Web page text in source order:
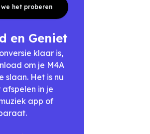
we het proberen
en Geniet
klaar is,
om je M4A
slaan. Het is nu
in je
app of